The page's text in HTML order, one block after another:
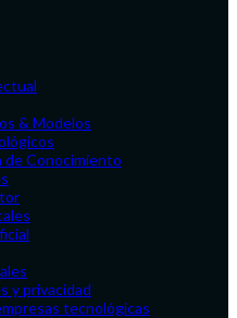
& Modelos
de Conocimiento
y privacidad
tecnológicas